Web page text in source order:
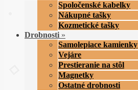
Spoločenské kabelky
Nákupné tašky
Kozmetické tašky
Drobnosti »
Samolepiace kamienky
Vejáre
Prestieranie na stôl
Magnetky
Ostatné drobnosti